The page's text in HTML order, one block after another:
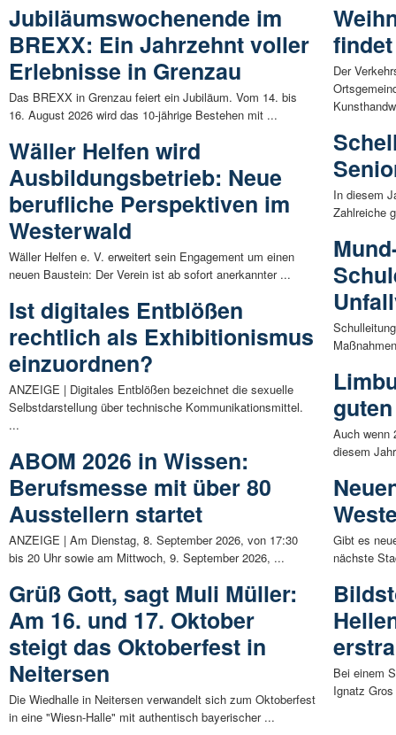
Jubiläumswochenende im
BREXX: Ein Jahrzehnt voller
Erlebnisse in Grenzau
Das BREXX in Grenzau feiert ein Jubiläum. Vom 14. bis
16. August 2026 wird das 10-jährige Bestehen mit ...
Wäller Helfen wird
Ausbildungsbetrieb: Neue
berufliche Perspektiven im
Westerwald
Wäller Helfen e. V. erweitert sein Engagement um einen
neuen Baustein: Der Verein ist ab sofort anerkannter ...
Ist digitales Entblößen
rechtlich als Exhibitionismus
einzuordnen?
ANZEIGE | Digitales Entblößen bezeichnet die sexuelle
Selbstdarstellung über technische Kommunikationsmittel.
...
ABOM 2026 in Wissen:
Berufsmesse mit über 80
Ausstellern startet
ANZEIGE | Am Dienstag, 8. September 2026, von 17:30
bis 20 Uhr sowie am Mittwoch, 9. September 2026, ...
Grüß Gott, sagt Muli Müller:
Am 16. und 17. Oktober
steigt das Oktoberfest in
Neitersen
Die Wiedhalle in Neitersen verwandelt sich zum Oktoberfest
in eine "Wiesn-Halle" mit authentisch bayerischer ...
Der
In diesem
Zahlreiche
Auch wenn
diesem
Gibt es
nächste
Bei einem
Ignatz